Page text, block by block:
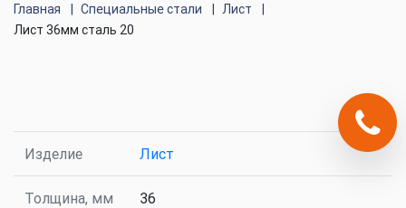
Главная Специальные стали
Лист
Лист 36мм сталь 20
Изделие Лист
Толщина, мм 36